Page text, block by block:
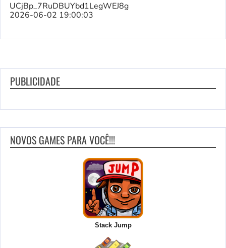
UCjBp_7RuDBUYbd1LegWEJ8g
2026-06-02 19:00:03
PUBLICIDADE
NOVOS GAMES PARA VOCÊ!!!
Stack Jump